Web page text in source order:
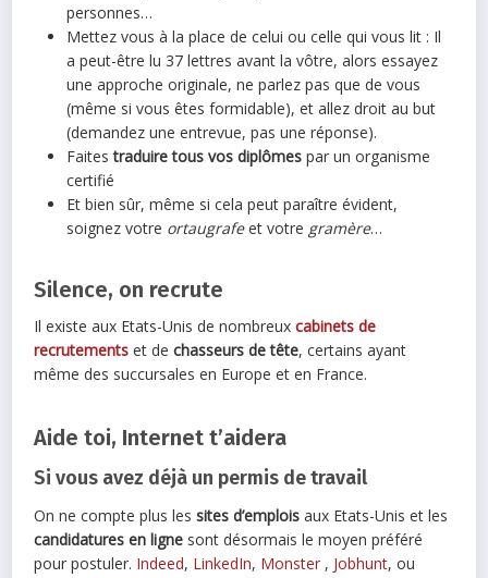
personnes…
Mettez vous à la place de celui ou celle qui vous lit : Il
a peut-être lu 37 lettres avant la vôtre, alors essayez
une approche originale, ne parlez pas que de vous
(même si vous êtes formidable), et allez droit au but
(demandez une entrevue, pas une réponse).
Faitestraduire tous vos diplômes par un organisme
certifié
Et bien sûr, même si cela peut paraître évident,
soignez votre ortaugrafeet votre gramère…
Silence, on recrute
Il existe aux Etats-Unis de nombreuxcabinets de
recrutements et dechasseurs de tête, certains ayant
même des succursales en Europe et en France.
Aide toi, Internet t’aidera
Si vous avez déjà un permis de travail
On ne compte plus lessites d’emplois aux Etats-Unis et les
candidatures en ligne sont désormais le moyen préféré
pour postuler. Indeed, LinkedIn, Monster , Jobhunt, ou